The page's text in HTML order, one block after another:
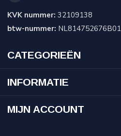
KVK nummer: 32109138
btw-nummer: NL814752676B01
CATEGORIEËN
INFORMATIE
MIJN ACCOUNT